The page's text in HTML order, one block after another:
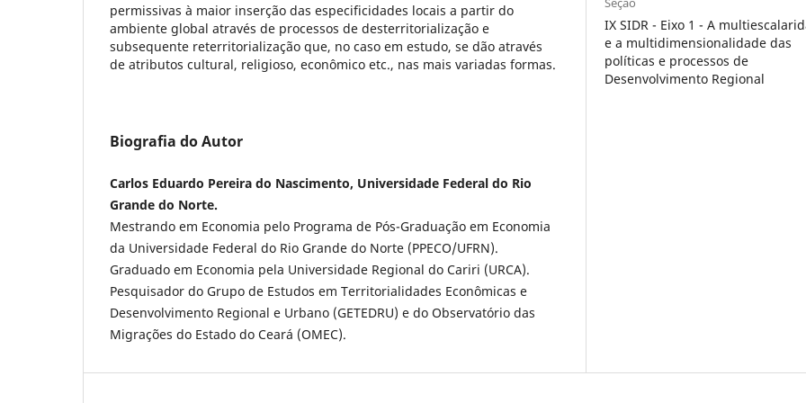
permissivas à maior inserção das especificidades locais a partir do
ambiente global através de processos de desterritorialização e
subsequente reterritorialização que, no caso em estudo, se dão através
de atributos cultural, religioso, econômico etc., nas mais variadas formas.
Biografia do Autor
Carlos Eduardo Pereira do Nascimento, Universidade Federal do Rio
Grande do Norte.
Mestrando em Economia pelo Programa de Pós-Graduação em Economia
da Universidade Federal do Rio Grande do Norte (PPECO/UFRN).
Graduado em Economia pela Universidade Regional do Cariri (URCA).
Pesquisador do Grupo de Estudos em Territorialidades Econômicas e
Desenvolvimento Regional e Urbano (GETEDRU) e do Observatório das
Migrações do Estado do Ceará (OMEC).
IX SIDR - Eixo 1 - A
e a multidimensionalidade das
políticas e processos de
Desenvolvimento Regional